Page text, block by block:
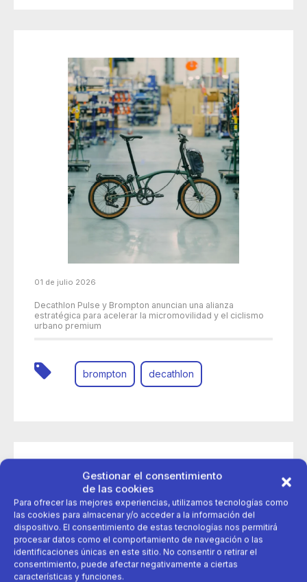
Gestionar el consentimiento
de las cookies
Para ofrecer las mejores experiencias, utilizamos tecnologías como
las cookies para almacenar y/o acceder a la información del
dispositivo. El consentimiento de estas tecnologías nos permitirá
procesar datos como el comportamiento de navegación o las
identificaciones únicas en este sitio. No consentir o retirar el
consentimiento, puede afectar negativamente a ciertas
características y funciones.
01 de julio 2026
Decathlon Pulse y Brompton anuncian una alianza
estratégica para acelerar la micromovilidad y el ciclismo
urbano premium
brompton decathlon